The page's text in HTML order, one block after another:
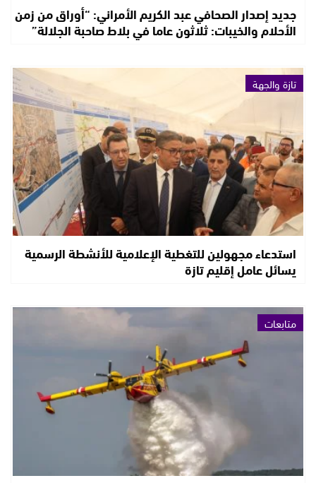
جديد إصدار الصحافي عبد الكريم الأمراني: “أوراق من زمن
الأحلام والخيبات: ثلاثون عاما في بلاط صاحبة الجلالة”
تازة والجهة
استدعاء مجهولين للتغطية الإعلامية للأنشطة الرسمية
يسائل عامل إقليم تازة
متابعات